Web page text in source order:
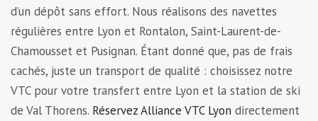
d’un dépôt sans effort. Nous réalisons des navettes
régulières entre Lyon et Rontalon, Saint-Laurent-de-
Chamousset et Pusignan. Étant donné que, pas de frais
cachés, juste un transport de qualité : choisissez notre
VTC pour votre transfert entre Lyon et la station de ski
de Val Thorens. Réservez Alliance VTC Lyon directement